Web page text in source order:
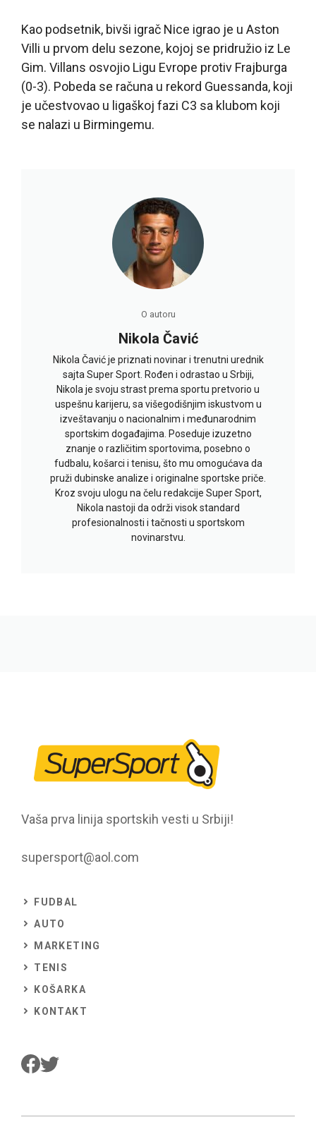
Kao podsetnik, bivši igrač Nice igrao je u Aston
Villi u prvom delu sezone, kojoj se pridružio iz Le
Gim. Villans osvojio Ligu Evrope protiv Frajburga
(0-3). Pobeda se računa u rekord Guessanda, koji
je učestvovao u ligaškoj fazi C3 sa klubom koji
se nalazi u Birmingemu.
O autoru
Nikola Čavić
Nikola Čavić je priznati novinar i trenutni urednik
sajta Super Sport. Rođen i odrastao u Srbiji,
Nikola je svoju strast prema sportu pretvorio u
uspešnu karijeru, sa višegodišnjim iskustvom u
izveštavanju o nacionalnim i međunarodnim
sportskim događajima. Poseduje izuzetno
znanje o različitim sportovima, posebno o
fudbalu, košarci i tenisu, što mu omogućava da
pruži dubinske analize i originalne sportske priče.
Kroz svoju ulogu na čelu redakcije Super Sport,
Nikola nastoji da održi visok standard
profesionalnosti i tačnosti u sportskom
novinarstvu.
Vaša prva linija sportskih vesti u Srbiji!
supersport@aol.com
FUDBAL
AUTO
MARKETING
TENIS
KOŠARKA
KONTAKT